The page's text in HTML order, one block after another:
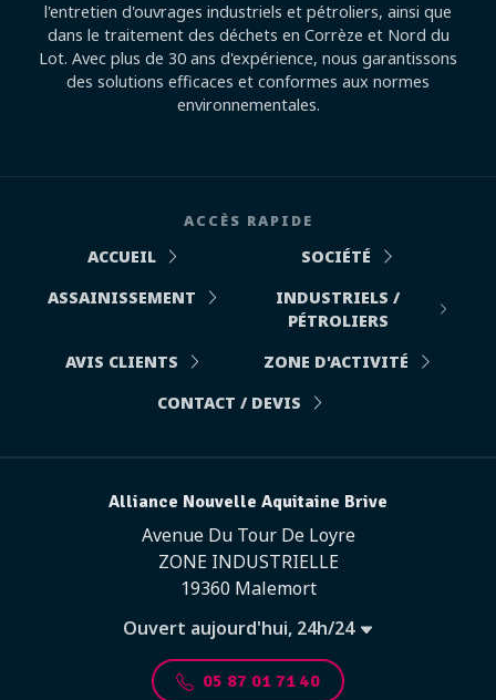
l'entretien d'ouvrages industriels et pétroliers, ainsi que
dans le traitement des déchets en Corrèze et Nord du
Lot. Avec plus de 30 ans d'expérience, nous garantissons
des solutions efficaces et conformes aux normes
environnementales.
ACCÈS RAPIDE
ACCUEIL
SOCIÉTÉ
ASSAINISSEMENT
INDUSTRIELS /
PÉTROLIERS
AVIS CLIENTS
ZONE D'ACTIVITÉ
CONTACT / DEVIS
Alliance Nouvelle Aquitaine Brive
Avenue Du Tour De Loyre
ZONE INDUSTRIELLE
19360 Malemort
Ouvert aujourd'hui, 24h/24
05 87 01 71 40